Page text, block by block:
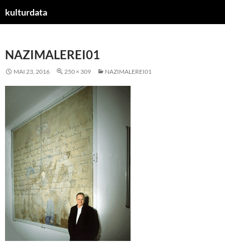
kulturdata
NAZIMALEREI01
MAI 23, 2016 250 × 309 NAZIMALEREI01